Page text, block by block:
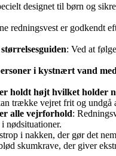
designet til børn og
redningsvest er godkendt
: Ved at
i kystnært vand
holdt højt hvilket holder
trække vejret frit og undgå
alle vejrforhold:
nødsituationer.
i nakken, der gør det
skumkrave, der giver